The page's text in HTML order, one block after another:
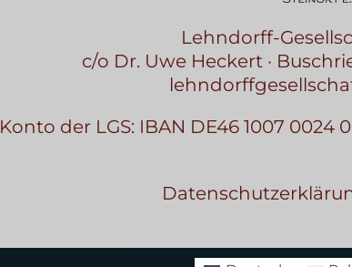
Lehndorff-
c/o Dr. Uwe Heckert ·
Konto der LGS: IBAN DE46 1007 0024